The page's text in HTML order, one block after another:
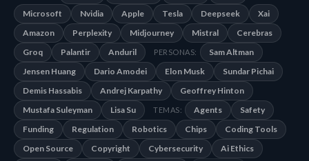
Microsoft
Nvidia Apple Tesla Deepseek
Xai
Amazon
Perplexity Midjourney Mistral
Cerebras
Groq
Palantir Anduril PERSONAS:
Sam Altman
Jensen Huang
Dario Amodei Elon Musk
Sundar Pichai
Demis Hassabis
Andrej Karpathy
Geoffrey Hinton
Mustafa Suleyman
Lisa Su TEMAS: Agents
Safety
Funding
Regulation Robotics Chips
Coding Tools
Open Source
Copyright Cybersecurity
Ai Ethics